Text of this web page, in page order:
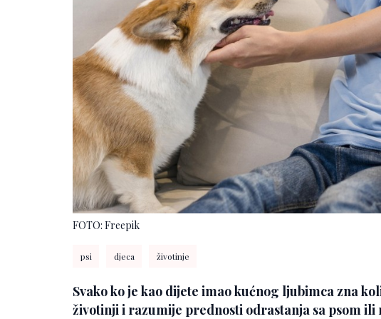
FOTO: Freepik
psi djeca životinje
Svako ko je kao dijete imao kućnog ljubimca zna
životinji i razumije prednosti odrastanja sa psom ili